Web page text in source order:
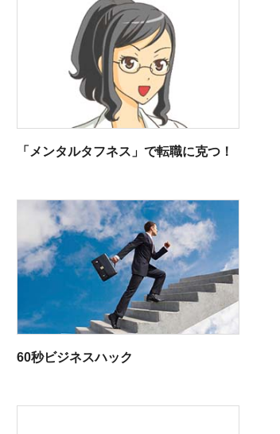
「メンタルタフネス」で転職に克つ！
60秒ビジネスハック